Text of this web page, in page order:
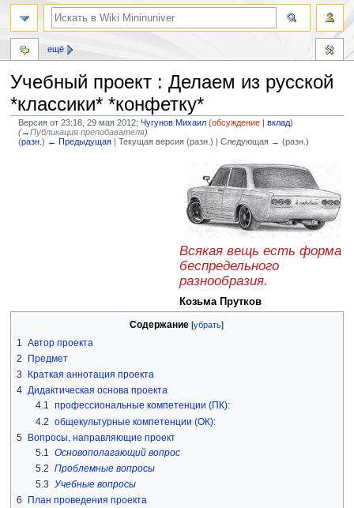
Учебный проект : Делаем из русской
*классики* *конфетку*
Версия от 23:18, 29 мая 2012;Чугунов Михаил (обсуждение |вклад)
(→Публикация преподавателя)
(разн.) ← Предыдущая | Текущая версия (разн.) | Следующая → (разн.)
Всякая вещь есть форма
беспредельного
разнообразия.
Козьма Прутков
Содержание
1
Автор проекта
2
Предмет
3
Краткая аннотация проекта
4 Дидактическая основа проекта
4.1 профессиональные компетенции (ПК):
4.2 общекультурные компетенции (ОК):
5 Вопросы, направляющие проект
5.1
Основополагающий вопрос
5.2 Проблемные вопросы
5.3 Учебные вопросы
6
План проведения проекта
ещё